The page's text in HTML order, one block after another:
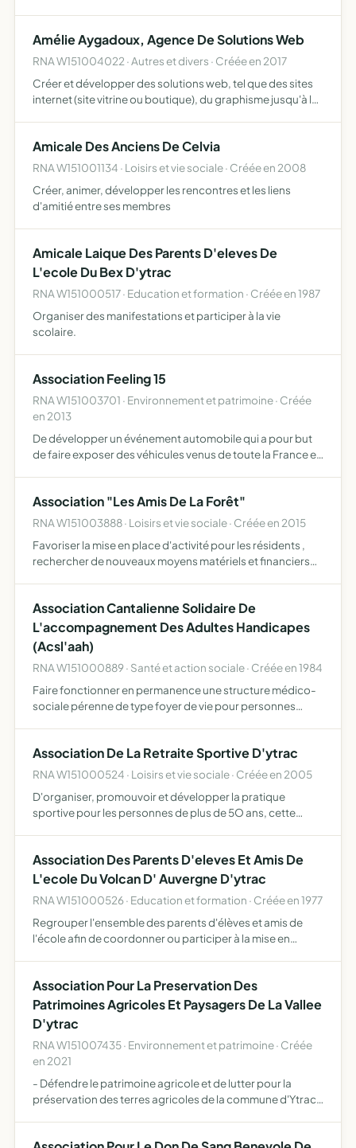
Amélie Aygadoux, Agence De Solutions Web
RNA W151004022 · Autres et divers · Créée en 2017
Créer et développer des solutions web, tel que des sites
internet (site vitrine ou boutique), du graphisme jusqu'à la
Amicale Des Anciens De Celvia
RNA W151001134 · Loisirs et vie sociale · Créée en 2008
Créer, animer, développer les rencontres et les liens
d'amitié entre ses membres
Amicale Laique Des Parents D'eleves De
L'ecole Du Bex D'ytrac
RNA W151000517 · Education et formation · Créée en 1987
Organiser des manifestations et participer à la vie
scolaire.
Association Feeling 15
RNA W151003701 · Environnement et patrimoine · Créée
en 2013
De développer un événement automobile qui a pour but
de faire exposer des véhicules venus de toute la France et
Association "Les Amis De La Forêt"
RNA W151003888 · Loisirs et vie sociale · Créée en 2015
Favoriser la mise en place d'activité pour les résidents ,
rechercher de nouveaux moyens matériels et financiers
Association Cantalienne Solidaire De
L'accompagnement Des Adultes Handicapes
(Acsl'aah)
RNA W151000889 · Santé et action sociale · Créée en 1984
Faire fonctionner en permanence une structure médico-
sociale pérenne de type foyer de vie pour personnes
difficultés n…
Association De La Retraite Sportive D'ytrac
RNA W151000524 · Loisirs et vie sociale · Créée en 2005
D'organiser, promouvoir et développer la pratique
sportive pour les personnes de plus de 5O ans, cette
co…
Association Des Parents D'eleves Et Amis De
L'ecole Du Volcan D' Auvergne D'ytrac
RNA W151000526 · Education et formation · Créée en 1977
Regrouper l'ensemble des parents d'élèves et amis de
l'école afin de coordonner ou participer à la mise en
Association Pour La Preservation Des
Patrimoines Agricoles Et Paysagers De La Vallee
D'ytrac
RNA W151007435 · Environnement et patrimoine · Créée
en 2021
- Défendre le patrimoine agricole et de lutter pour la
préservation des terres agricoles de la commune d'Ytrac